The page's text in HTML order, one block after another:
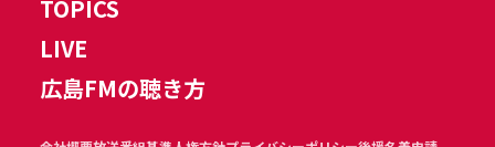
TOPICS
LIVE
広島FMの聴き方